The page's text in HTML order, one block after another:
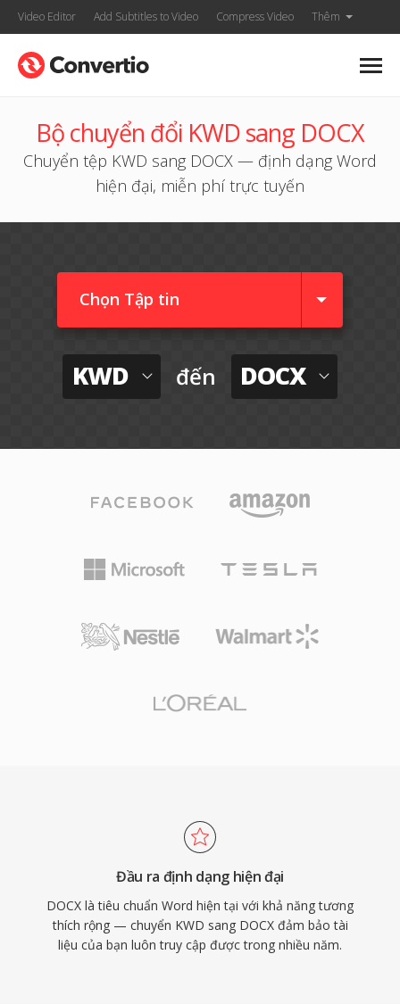
Video Editor Add Subtitles to Video Compress Video Thêm
Bộ chuyển đổi KWD sang DOCX
Chuyển tệp KWD sang DOCX — định dạng Word
hiện đại, miễn phí trực tuyến
Chọn Tập tin
KWD đến DOCX
Đầu ra định dạng hiện đại
DOCX là tiêu chuẩn Word hiện tại với khả năng tương
thích rộng — chuyển KWD sang DOCX đảm bảo tài
liệu của bạn luôn truy cập được trong nhiều năm.